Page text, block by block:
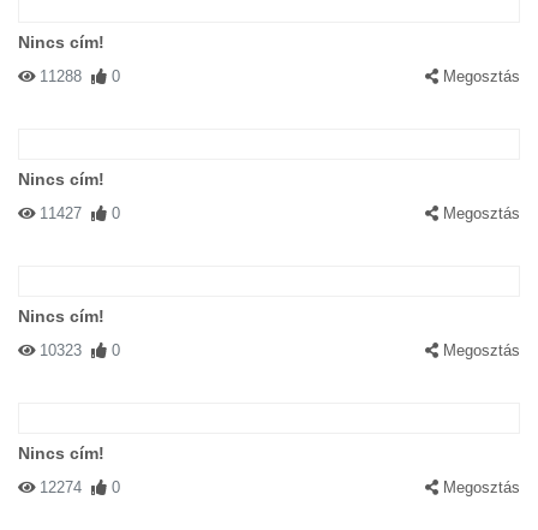
Nincs cím!
11288 0 Megosztás
Nincs cím!
11427 0 Megosztás
Nincs cím!
10323 0 Megosztás
Nincs cím!
12274 0 Megosztás